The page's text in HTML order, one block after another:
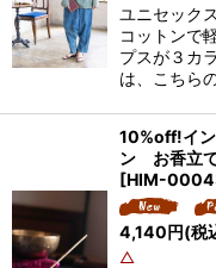
ユニセック
コットンで
プスが３カ
は、こちら
10%off!イ
ン お香立
[HIM-
4,140円(税
△